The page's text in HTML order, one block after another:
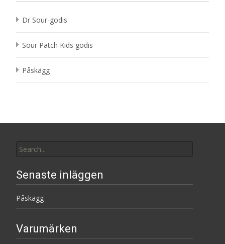
Dr Sour-godis
Sour Patch Kids godis
Påskägg
for:
Senaste inläggen
Påskägg
Varumärken